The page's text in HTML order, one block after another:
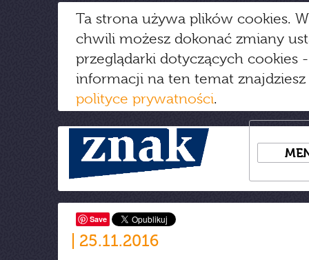
Ta strona używa plików cookies.
chwili możesz dokonać zmiany
przeglądarki dotyczących cookies
informacji na ten temat
polityce prywatności.
Save
25.11.2016